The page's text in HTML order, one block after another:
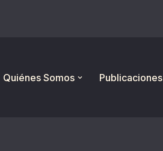
Quiénes Somos Publicaciones